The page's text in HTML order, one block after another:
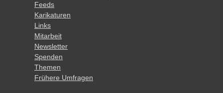
Feeds
Karikaturen
Links
Mitarbeit
Newsletter
Spenden
Themen
Frühere Umfragen